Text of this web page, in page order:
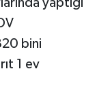
bini
1 ev